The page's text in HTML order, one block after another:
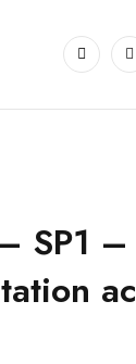
SP1